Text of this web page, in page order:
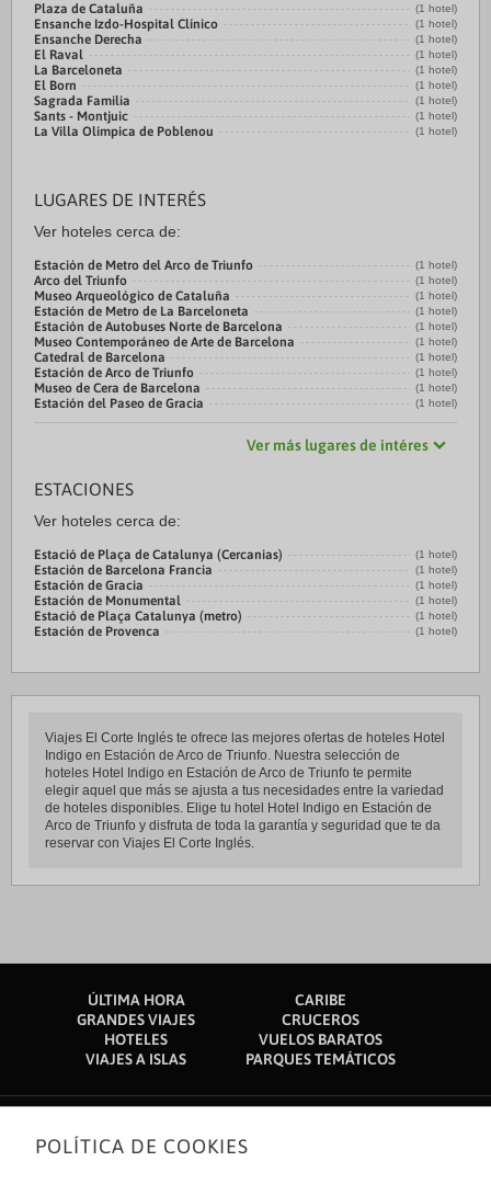
Plaza de Cataluña (1 hotel)
Ensanche Izdo-Hospital Clínico (1 hotel)
Ensanche Derecha (1 hotel)
El Raval (1 hotel)
La Barceloneta (1 hotel)
El Born (1 hotel)
Sagrada Familia (1 hotel)
Sants - Montjuic (1 hotel)
La Villa Olímpica de Poblenou (1 hotel)
LUGARES DE INTERÉS
Ver hoteles cerca de:
Estación de Metro del Arco de Triunfo (1 hotel)
Arco del Triunfo (1 hotel)
Museo Arqueológico de Cataluña (1 hotel)
Estación de Metro de La Barceloneta (1 hotel)
Estación de Autobuses Norte de Barcelona (1 hotel)
Museo Contemporáneo de Arte de Barcelona (1 hotel)
Catedral de Barcelona (1 hotel)
Estación de Arco de Triunfo (1 hotel)
Museo de Cera de Barcelona (1 hotel)
Estación del Paseo de Gracia (1 hotel)
Ver más lugares de intéres
ESTACIONES
Ver hoteles cerca de:
Estació de Plaça de Catalunya (Cercanias) (1 hotel)
Estación de Barcelona Francia (1 hotel)
Estación de Gracia (1 hotel)
Estación de Monumental (1 hotel)
Estació de Plaça Catalunya (metro) (1 hotel)
Estación de Provenca (1 hotel)
Viajes El Corte Inglés te ofrece las mejores ofertas de hoteles Hotel
Indigo en Estación de Arco de Triunfo. Nuestra selección de
hoteles Hotel Indigo en Estación de Arco de Triunfo te permite
elegir aquel que más se ajusta a tus necesidades entre la variedad
de hoteles disponibles. Elige tu hotel Hotel Indigo en Estación de
Arco de Triunfo y disfruta de toda la garantía y seguridad que te da
reservar con Viajes El Corte Inglés.
ÚLTIMA HORA
CARIBE
GRANDES VIAJES
CRUCEROS
HOTELES
VUELOS BARATOS
VIAJES A ISLAS
PARQUES TEMÁTICOS
Sobre nosotros
POLÍTICA DE COOKIES